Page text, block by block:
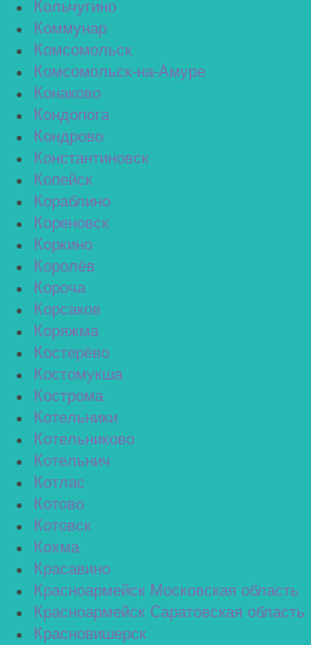
Кольчугино
Коммунар
Комсомольск
Комсомольск-на-Амуре
Конаково
Кондопога
Кондрово
Константиновск
Копейск
Кораблино
Кореновск
Коркино
Королёв
Короча
Корсаков
Коряжма
Костерёво
Костомукша
Кострома
Котельники
Котельниково
Котельнич
Котлас
Котово
Котовск
Кохма
Красавино
Красноармейск Московская область
Красноармейск Саратовская область
Красновишерск